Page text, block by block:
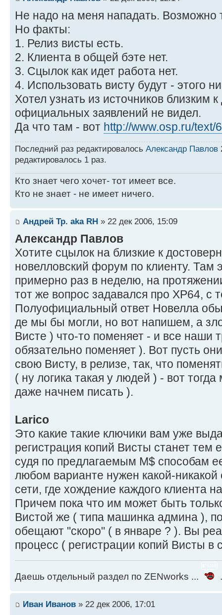
Не надо на меня нападать.
Но факты:
1. Релиз висты есть.
2. Клиента в общей бэте нет.
3. Сцылок как идет работа нет.
4. Использовать висту будут - этого
Хотел узнать из источников близким
официальных заявлений не видел.
Да что там - вот http://www.osp.ru/text/
Последний раз редактировалось Александр Павлов
редактировалось 1 раз.
Кто знает чего хочет- тот имеет все.
Кто не знает - не имеет ничего.
Андрей Тр. aka RH » 22 дек 2006, 15:09
Александр Павлов
Хотите сцылок на близкие к
новелловский форум по клиенту. Там
примерно раз в неделю, на
тот же вопрос задавался про ХР64, с
Полуофициальный ответ Новелла
де мы бы могли, но вот напишем, а
Висте ) что-то поменяет - и все наши
обязательно поменяет ). Вот пусть
свою Висту, в релизе, так, что
( ну логика такая у людей ) - вот
даже начнем писать ).
Larico
Это какие такие ключики вам уже
регистрация копий Висты станет тем
судя по предлагаемым M$ способам
любом варианте нужен какой-никакой
сети, где хождение каждого клиента
Причем пока что им может быть
Вистой же ( типа машинка админа ),
обещают "скоро" ( в январе ? ). Вы
процесс ( регистрации копий Висты в
Даешь отдельный раздел по ZENworks ...
Иван Иванов » 22 дек 2006, 17:01